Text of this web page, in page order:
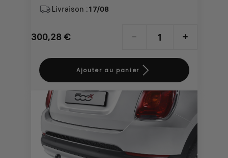
Livraison :17/08
300,28 €
Price
300,28
- +
Quantity
updated
Ajouter au panier